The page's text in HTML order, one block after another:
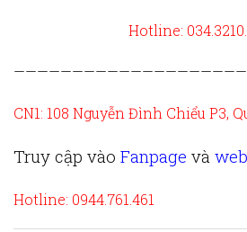
Hotline:
CN1: 108 Nguyễn Đình Chiểu P3,
Truy cập vào Fanpage và
Hotline: 0944.761.461